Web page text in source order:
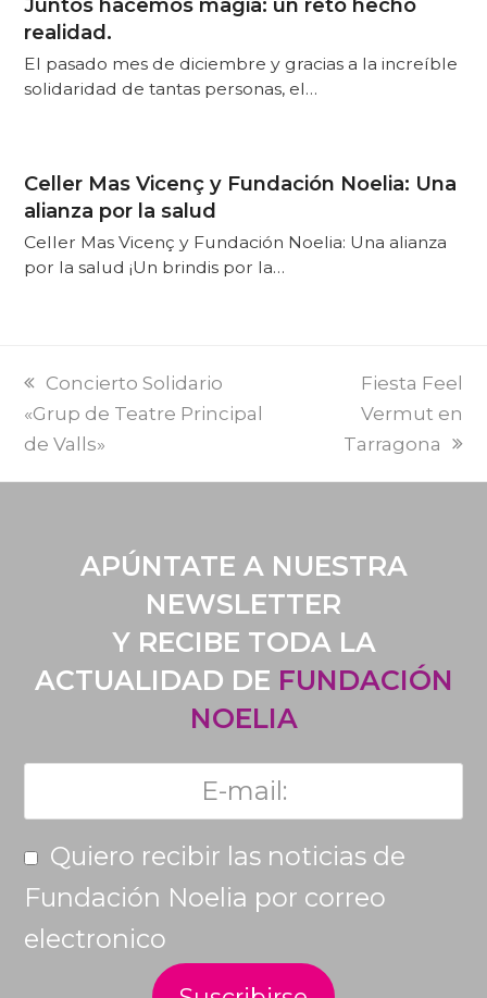
realidad.
El pasado mes de diciembre y gracias a la increíble
solidaridad de tantas personas, el…
Celler Mas Vicenç y Fundación Noelia: Una
alianza por la salud
Celler Mas Vicenç y Fundación Noelia: Una alianza
por la salud ¡Un brindis por la…
Concierto Solidario
«Grup de Teatre Principal
de Valls»
NEXT
Fiesta Feel
Vermut en
Tarragona
APÚNTATE A NUESTRA
NEWSLETTER
Y RECIBE TODA LA
ACTUALIDAD DE FUNDACIÓN
NOELIA
Quiero recibir las noticias de
Fundación Noelia por correo
electronico